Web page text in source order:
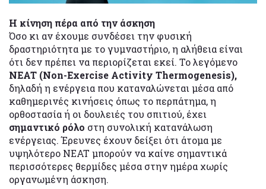
Η κίνηση πέρα από την άσκηση
Όσο κι αν έχουμε συνδέσει την φυσική
δραστηριότητα με το γυμναστήριο, η αλήθεια είναι
ότι δεν πρέπει να περιορίζεται εκεί. Το λεγόμενο
NEAT (Non-Exercise Activity Thermogenesis),
δηλαδή η ενέργεια που καταναλώνεται μέσα από
καθημερινές κινήσεις όπως το περπάτημα, η
ορθοστασία ή οι δουλειές του σπιτιού, έχει
σημαντικό ρόλο στη συνολική κατανάλωση
ενέργειας. Έρευνες έχουν δείξει ότι άτομα με
υψηλότερο NEAT μπορούν να καίνε σημαντικά
περισσότερες θερμίδες μέσα στην ημέρα χωρίς
οργανωμένη άσκηση.